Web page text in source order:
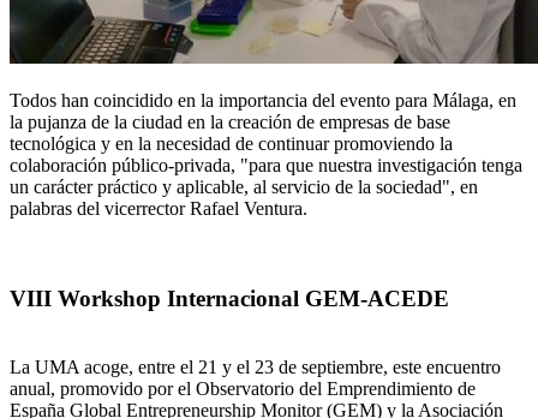
Todos han coincidido en la importancia del evento para Málaga, en
la pujanza de la ciudad en la creación de empresas de base
tecnológica y en la necesidad de continuar promoviendo la
colaboración público-privada, "para que nuestra investigación tenga
un carácter práctico y aplicable, al servicio de la sociedad", en
palabras del vicerrector Rafael Ventura.
VIII Workshop Internacional GEM-ACEDE
La UMA acoge, entre el 21 y el 23 de septiembre, este encuentro
anual, promovido por el Observatorio del Emprendimiento de
España Global Entrepreneurship Monitor (GEM) y la Asociación